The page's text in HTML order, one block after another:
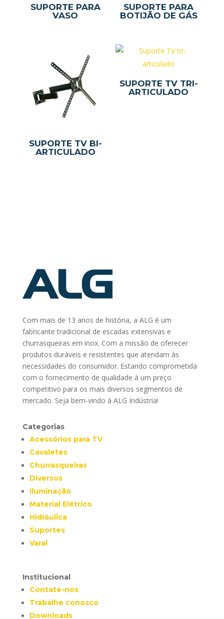
SUPORTE PARA
VASO
SUPORTE PARA
BOTIJÃO DE GÁS
SUPORTE TV BI-
ARTICULADO
SUPORTE TV TRI-
ARTICULADO
Com mais de 13 anos de história, a ALG é um
fabricante tradicional de escadas extensivas e
churrasqueiras em inox. Com a missão de oferecer
produtos duráveis e resistentes que atendam às
necessidades do consumidor. Estando comprometida
com o fornecimento de qualidade à um preço
competitivo para os mais diversos segmentos de
mercado. Seja bem-vindo à ALG Indústria!
Categorias
Acessórios para TV
Cavaletes
Churrasqueiras
Diversos
Iluminação
Material Elétrico
Hidráulica
Suportes
Varal
Institucional
Contate-nos
Trabalhe conosco
Downloads